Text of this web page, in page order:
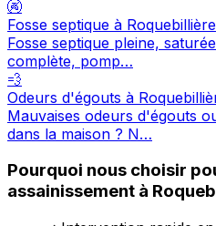
🚱
Fosse septique à Roquebillière
Fosse septique pleine,
complète, pomp…
💨
Odeurs d'égouts à
Mauvaises odeurs d'égouts
dans la maison ? N…
Pourquoi nous choisir
assainissement à